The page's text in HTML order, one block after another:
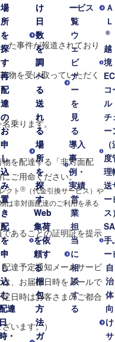
場
所
を
探
す
再
配
達
の
お
申
し
込
み
置
き
配
を
申
し
込
む
達
・
け
日
数
を
調
べ
る
送
れ
る
場
所
を
探
す
Web
集荷
を依
頼す
る
梱
包
方
法
ガ
ービス
場
所
を
探
す
再
配
達
の
お
申
し
込
み
置
き
配
を
申
し
込
む
達
・
け
日
数
を
調
べ
る
送
れ
る
場
所
を
探
す
Web
集荷
を依
頼す
る
梱
包
方
法
ガ
一
覧
ウ
ェ
ビ
ナ
ー
を
見
る
導入
事
例・
実績
営
業
担
当
に
相
談
す
る
Ａ
Ｌ
®
越
境
EC
コ
ル
チ
ー
度
理
送
ー
ス
手
ー
自
治
体
向
け
サ
た事件が報道されており
物を受け取っていただく
乗ります。
を配達する「非対面配
ご用命ください。
クト Ⓡ（代金引換サービス）や
は非対面配達のご利用を承る
あることの証明証を提示
達予定通知メールサービ
、お届け日時をメールで
日時はお客さまのご都合
います。）